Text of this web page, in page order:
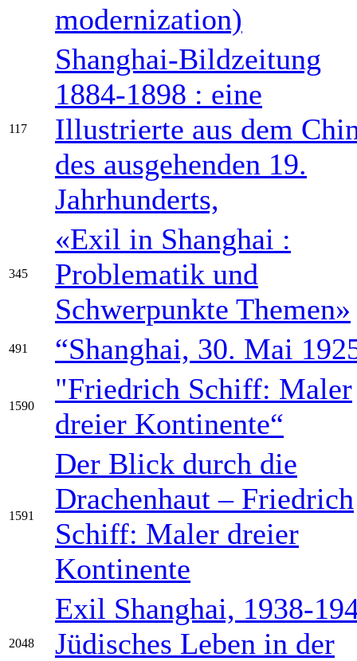
modernization)
117
Shanghai-Bildzeitung
1884-1898 : eine
Illustrierte aus dem
des ausgehenden 19.
Jahrhunderts,
345
«Exil in Shanghai :
Problematik und
Schwerpunkte Themen»
491 “Shanghai, 30. Mai
1590
"Friedrich Schiff: Maler
dreier Kontinente“
1591
Der Blick durch die
Drachenhaut – Friedrich
Schiff: Maler dreier
Kontinente
2048
Exil Shanghai, 1938-
Jüdisches Leben in der